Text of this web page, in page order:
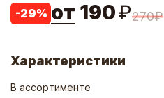
-29% от 190₽270₽
Характеристики
В ассортименте